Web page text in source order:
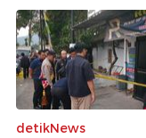
detikNews